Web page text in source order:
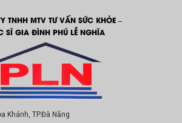
TNHH MTV TƯ VẤN SỨC KHỎE –
SĨ GIA ĐÌNH PHÚ LỄ NGHĨA
Khánh, TP.Đà Nẵng